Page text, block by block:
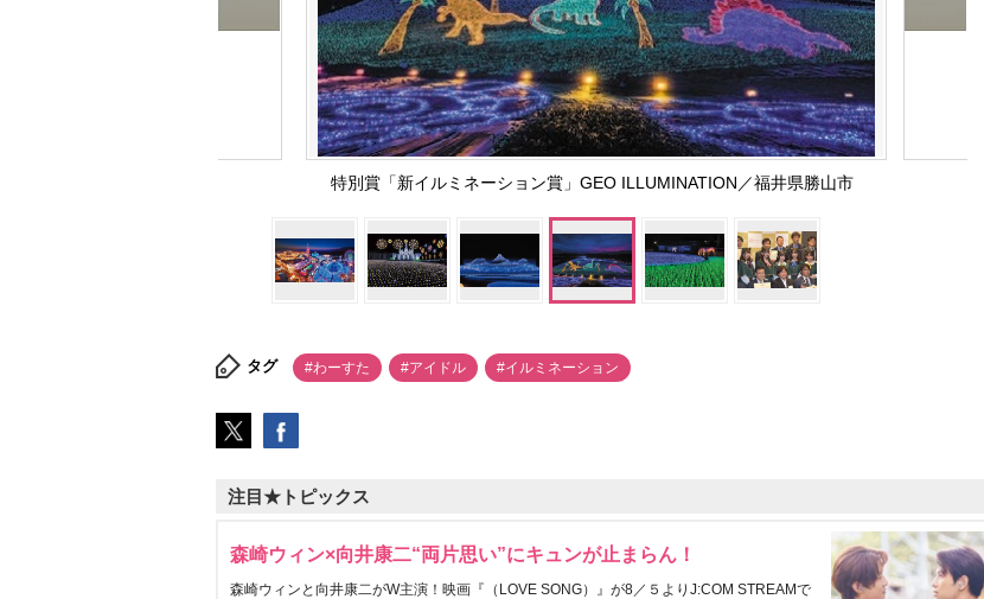
特別賞「新イルミネーション賞」GEO ILLUMINATION／福井県勝山市
タグ #わーすた #アイドル #イルミネーション
注目★トピックス
森崎ウィン×向井康二“両片思い”にキュンが止まらん！
森崎ウィンと向井康二がW主演！映画『（LOVE SONG）』が8／５よりJ:COM STREAMで